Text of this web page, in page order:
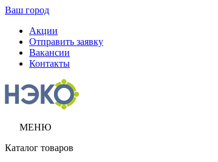
Ваш город
Акции
Отправить заявку
Вакансии
Контакты
МЕНЮ
Каталог товаров